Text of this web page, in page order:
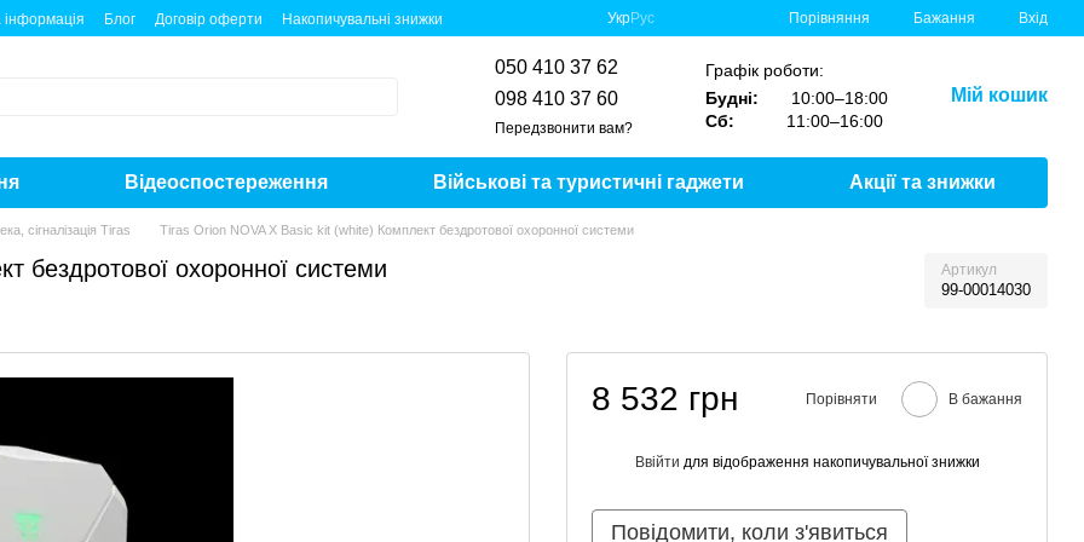
інформація Блог Договір оферти Накопичувальні знижки УкрРус Порівняння Бажання Вхід
050 410 37 62
098 410 37 60
Передзвонити вам?
Графік роботи:
Будні:
10:00–18:00
Сб:
11:00–16:00
Мій кошик
Відеоспостереження Військові та туристичні гаджети Акції та знижки
сігналізація Tiras Tiras Orion NOVA X Basic kit (white) Комплект бездротової охоронної системи
бездротової охоронної системи Артикул
99-00014030
8 532 грн Порівняти В бажання
Ввійти для відображення накопичувальної знижки
Повідомити, коли з'явиться